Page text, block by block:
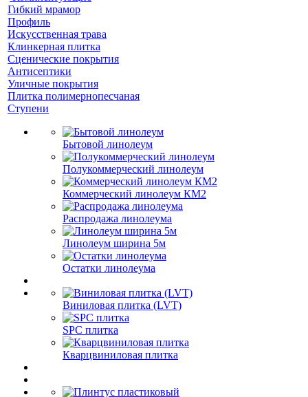
Гибкий мрамор
Профиль
Искусственная трава
Клинкерная плитка
Сценические покрытия
Антисептики
Уличные покрытия
Плитка полимернопесчаная
Ступени
Бытовой линолеум
Полукоммерческий линолеум
Коммерческий линолеум КМ2
Распродажа линолеума
Линолеум ширина 5м
Остатки линолеума
Виниловая плитка (LVT)
SPC плитка
Кварцвиниловая плитка